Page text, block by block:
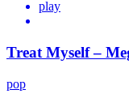
play
Treat Myself –
pop